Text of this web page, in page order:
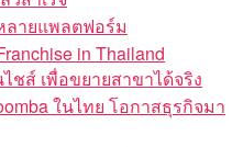
ลายแพลตฟอร์ม
in Thailand
ชส์ เพื่อขยายสาขาได้จริง
ในไทย โอกาสธุรกิจมา